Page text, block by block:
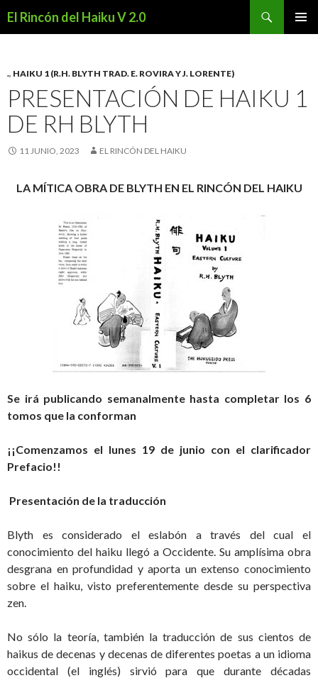
El Rincón del Haiku V 2.0
., HAIKU 1 (R.H. BLYTH TRAD. E. ROVIRA Y J. LORENTE)
PRESENTACIÓN DE HAIKU 1
DE RH BLYTH
11 JUNIO, 2023 EL RINCÓN DEL HAIKU
LA MÍTICA OBRA DE BLYTH EN EL RINCÓN DEL HAIKU
Se irá publicando semanalmente hasta completar los 6
tomos que la conforman
¡¡Comenzamos el lunes 19 de junio con el clarificador
Prefacio!!
Presentación de la traducción
Blyth es considerado el eslabón a través del cual el
conocimiento del haiku llegó a Occidente. Su amplísima obra
desgrana en profundidad y aporta un extenso conocimiento
sobre el haiku, visto preferentemente desde su perspectiva
zen.
No sólo la teoría, también la traducción de sus cientos de
haikus de decenas y decenas de diferentes poetas a un idioma
occidental (el inglés) sirvió para que durante décadas